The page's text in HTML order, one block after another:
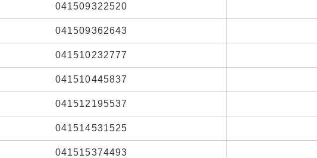
041509322520
041509362643
041510232777
041510445837
041512195537
041514531525
041515374493